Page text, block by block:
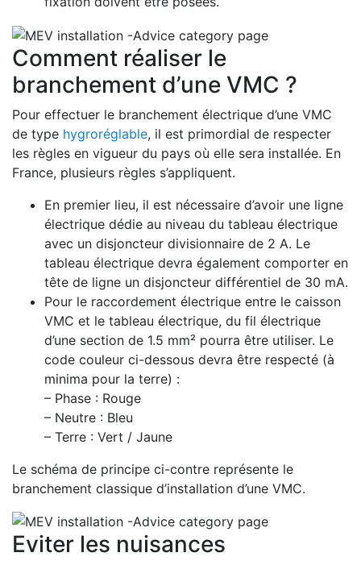
Comment réaliser le
branchement d’une VMC ?
Pour effectuer le branchement électrique d’une VMC
de type hygroréglable, il est primordial de respecter
les règles en vigueur du pays où elle sera installée. En
France, plusieurs règles s’appliquent.
En premier lieu, il est nécessaire d’avoir une ligne
électrique dédie au niveau du tableau électrique
avec un disjoncteur divisionnaire de 2 A. Le
tableau électrique devra également comporter en
tête de ligne un disjoncteur différentiel de 30 mA.
Pour le raccordement électrique entre le caisson
VMC et le tableau électrique, du fil électrique
d’une section de 1.5 mm² pourra être utiliser. Le
code couleur ci-dessous devra être respecté (à
minima pour la terre) :
– Phase : Rouge
– Neutre : Bleu
– Terre : Vert / Jaune
Le schéma de principe ci-contre représente le
branchement classique d’installation d’une VMC.
Eviter les nuisances